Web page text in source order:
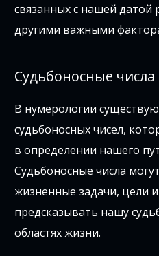
связанных с нашей
другими важными
Судьбоносные
В нумерологии
судьбоносных чисел,
в определении нашего
Судьбоносные числа
жизненные задачи, цели
предсказывать нашу
областях жизни.